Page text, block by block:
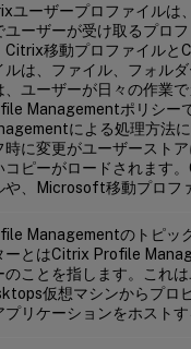
ユーザープロファイルは
ユーザーが受け取るプロ
Citrix移動プロファイルと
ルは、ファイル、フォル
、ユーザーが日々の作業
Managementポリシー
による処理方法
時に変更がユーザースト
コピーがロードされます
や、Microsoft移動プロフ
Managementのトピッ
ーとはCitrix Profile
のことを指します。これ
仮想マシンからプロ
プリケーションをホスト